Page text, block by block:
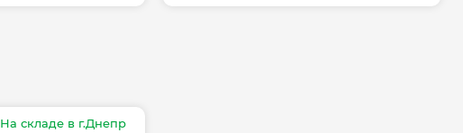
На складе в г.Днепр